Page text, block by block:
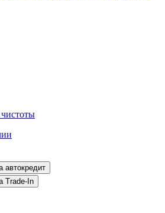
на автокредит
на Trade-In